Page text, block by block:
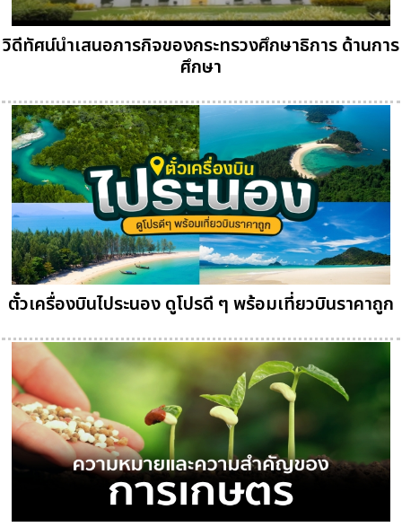
วิดีทัศน์นำเสนอภารกิจของกระทรวงศึกษาธิการ ด้านการ
ศึกษา
ตั๋วเครื่องบินไประนอง ดูโปรดี ๆ พร้อมเที่ยวบินราคาถูก